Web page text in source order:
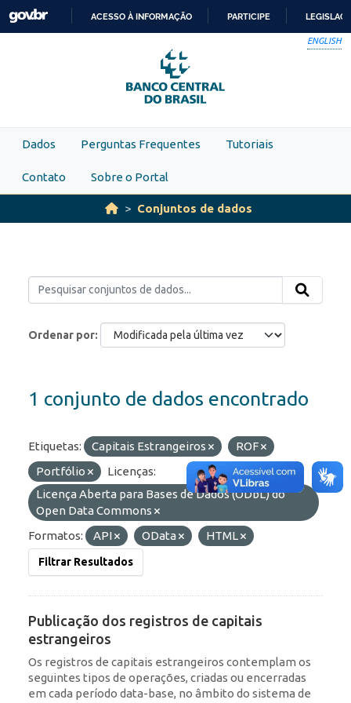
Skip to main content
PARA
O
CONTEÚDO
ACESSO À INFORMAÇÃO PARTICIPE
ENGLISH
Dados Perguntas Frequentes Tutoriais
Contato Sobre o Portal
Conjuntos de dados
Ordenar por
1 conjunto de dados encontrado
Etiquetas: Capitais Estrangeiros
ROF
Portfólio
Licenças:
Licença Aberta para Bases de Dados (ODbL) do
Open Data Commons
Formatos:
API OData HTML
Filtrar Resultados
Publicação dos registros de capitais
estrangeiros
Os registros de capitais estrangeiros contemplam os
seguintes tipos de operações, criadas ou encerradas
em cada período data-base, no âmbito do sistema de